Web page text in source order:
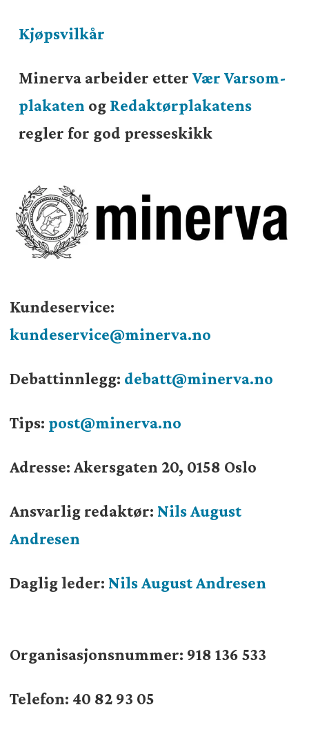
Kjøpsvilkår
Minerva arbeider etterVær Varsom-
plakaten og Redaktørplakatens
regler for god presseskikk
Kundeservice:
kundeservice@minerva.no
Debattinnlegg: debatt@minerva.no
Tips: post@minerva.no
Adresse: Akersgaten 20, 0158 Oslo
Ansvarlig redaktør: Nils August
Andresen
Daglig leder: Nils August Andresen
Organisasjonsnummer: 918 136 533
Telefon: 40 82 93 05